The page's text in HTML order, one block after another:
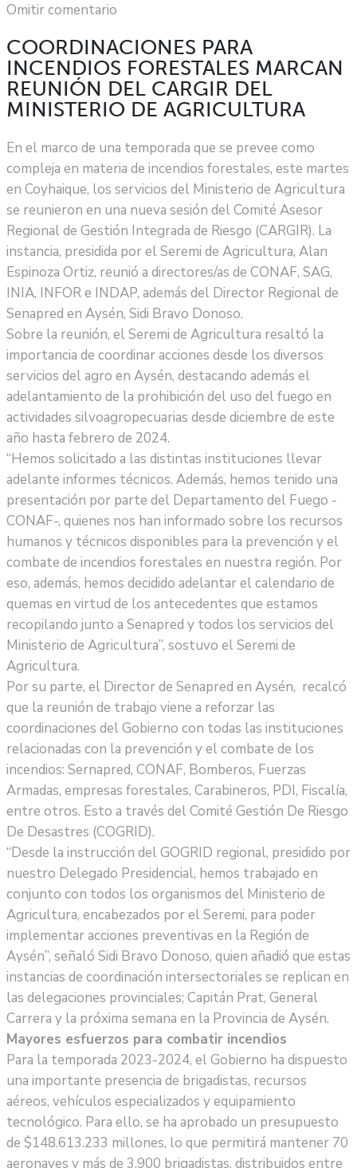
Omitir comentario
COORDINACIONES PARA
INCENDIOS FORESTALES MARCAN
REUNIÓN DEL CARGIR DEL
MINISTERIO DE AGRICULTURA
En el marco de una temporada que se prevee como
compleja en materia de incendios forestales, este martes
en Coyhaique, los servicios del Ministerio de Agricultura
se reunieron en una nueva sesión del Comité Asesor
Regional de Gestión Integrada de Riesgo (CARGIR). La
instancia, presidida por el Seremi de Agricultura, Alan
Espinoza Ortiz, reunió a directores/as de CONAF, SAG,
INIA, INFOR e INDAP, además del Director Regional de
Senapred en Aysén, Sidi Bravo Donoso.
Sobre la reunión, el Seremi de Agricultura resaltó la
importancia de coordinar acciones desde los diversos
servicios del agro en Aysén, destacando además el
adelantamiento de la prohibición del uso del fuego en
actividades silvoagropecuarias desde diciembre de este
año hasta febrero de 2024.
“Hemos solicitado a las distintas instituciones llevar
adelante informes técnicos. Además, hemos tenido una
presentación por parte del Departamento del Fuego -
CONAF-, quienes nos han informado sobre los recursos
humanos y técnicos disponibles para la prevención y el
combate de incendios forestales en nuestra región. Por
eso, además, hemos decidido adelantar el calendario de
quemas en virtud de los antecedentes que estamos
recopilando junto a Senapred y todos los servicios del
Ministerio de Agricultura”, sostuvo el Seremi de
Agricultura.
Por su parte, el Director de Senapred en Aysén, recalcó
que la reunión de trabajo viene a reforzar las
coordinaciones del Gobierno con todas las instituciones
relacionadas con la prevención y el combate de los
incendios: Sernapred, CONAF, Bomberos, Fuerzas
Armadas, empresas forestales, Carabineros, PDI, Fiscalía,
entre otros. Esto a través del Comité Gestión De Riesgo
De Desastres (COGRID).
“Desde la instrucción del GOGRID regional, presidido por
nuestro Delegado Presidencial, hemos trabajado en
conjunto con todos los organismos del Ministerio de
Agricultura, encabezados por el Seremi, para poder
implementar acciones preventivas en la Región de
Aysén”, señaló Sidi Bravo Donoso, quien añadió que estas
instancias de coordinación intersectoriales se replican en
las delegaciones provinciales; Capitán Prat, General
Carrera y la próxima semana en la Provincia de Aysén.
Mayores esfuerzos para combatir incendios
Para la temporada 2023-2024, el Gobierno ha dispuesto
una importante presencia de brigadistas, recursos
aéreos, vehículos especializados y equipamiento
tecnológico. Para ello, se ha aprobado un presupuesto
de $148.613.233 millones, lo que permitirá mantener 70
aeronaves y más de 3.900 brigadistas, distribuidos entre